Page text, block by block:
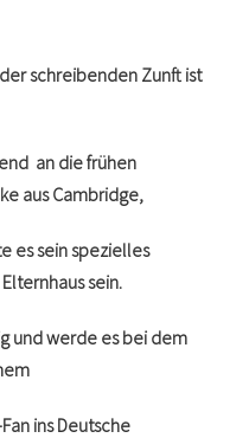
schreibenden Zunft ist
an die frühen
aus Cambridge,
es sein spezielles
sein.
und werde es bei dem
ins Deutsche